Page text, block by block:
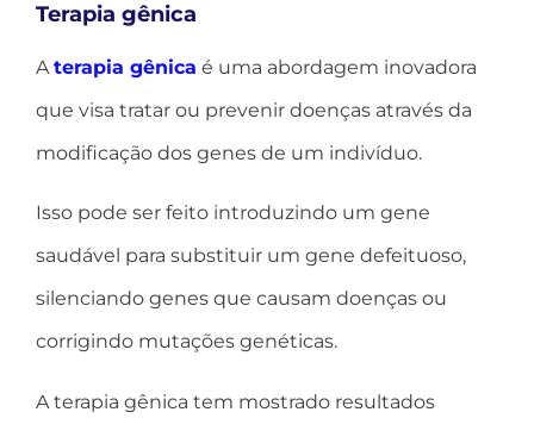
Terapia gênica
Aterapia gênica é uma abordagem inovadora
que visa tratar ou prevenir doenças através da
modificação dos genes de um indivíduo.
Isso pode ser feito introduzindo um gene
saudável para substituir um gene defeituoso,
silenciando genes que causam doenças ou
corrigindo mutações genéticas.
A terapia gênica tem mostrado resultados